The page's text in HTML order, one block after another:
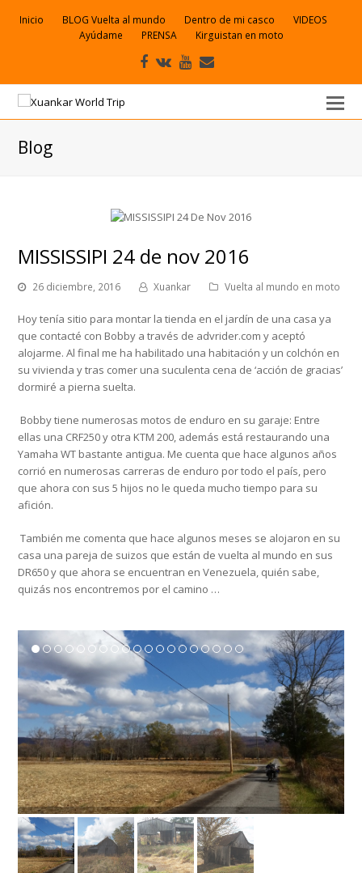
Inicio BLOG Vuelta al mundo Dentro de mi casco
VIDEOS
Ayúdame
PRENSA Kirguistan en moto
Facebook
VK Youtube
electrónico
Blog
MISSISSIPI 24 de nov 2016
26 diciembre, 2016 Xuankar Vuelta al mundo en moto
Hoy tenía sitio para montar la tienda en el jardín de una casa ya
que contacté con Bobby a través de advrider.com y aceptó
alojarme. Al final me ha habilitado una habitación y un colchón en
su vivienda y tras comer una suculenta cena de ‘acción de gracias’
dormiré a pierna suelta.
Bobby tiene numerosas motos de enduro en su garaje: Entre
ellas una CRF250 y otra KTM 200, además está restaurando una
Yamaha WT bastante antigua. Me cuenta que hace algunos años
corrió en numerosas carreras de enduro por todo el país, pero
que ahora con sus 5 hijos no le queda mucho tiempo para su
afición.
También me comenta que hace algunos meses se alojaron en su
casa una pareja de suizos que están de vuelta al mundo en sus
DR650 y que ahora se encuentran en Venezuela, quién sabe,
quizás nos encontremos por el camino …